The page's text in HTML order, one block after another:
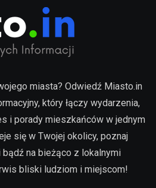
miasta? Odwiedź Miasto.in
który łączy wydarzenia,
i porady mieszkańców w jednym
się w Twojej okolicy, poznaj
na bieżąco z lokalnymi
bliski ludziom i miejscom!